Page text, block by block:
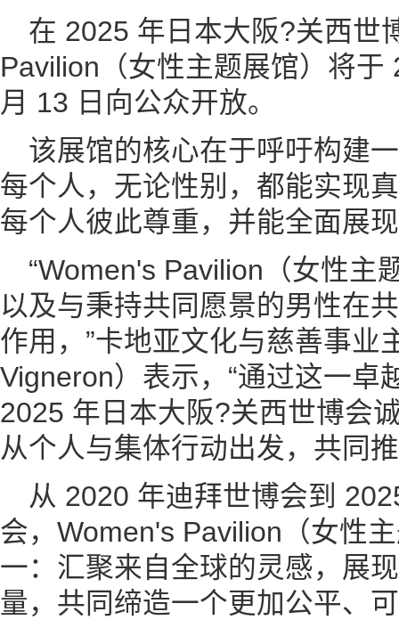
在 2025 年日本大阪?关西世
Pavilion（女性主题展馆）将
月 13 日向公众开放。
该展馆的核心在于呼吁构建
每个人，无论性别，都能实现
每个人彼此尊重，并能全面展
“Women's Pavilion（女性主
以及与秉持共同愿景的男性在
作用，”卡地亚文化与慈善事业
Vigneron）表示，“通过这一卓
2025 年日本大阪?关西世博会
从个人与集体行动出发，共同
从 2020 年迪拜世博会到
会，Women's Pavilion（女性
一：汇聚来自全球的灵感，展
量，共同缔造一个更加公平、